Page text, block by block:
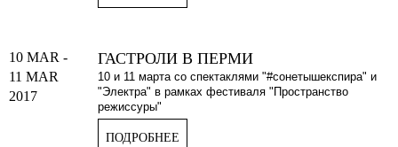
10 MAR -
11 MAR
2017
ГАСТРОЛИ В ПЕРМИ
10 и 11 марта со спектаклями "#сонетышекспира" и
"Электра" в рамках фестиваля "Пространство
режиссуры"
ПОДРОБНЕЕ